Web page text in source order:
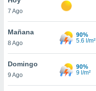
en
más
nuestra
7 Ago
Mañana
8 Ago
90%
5.6 l/m²
Domingo
9 Ago
90%
9 l/m²